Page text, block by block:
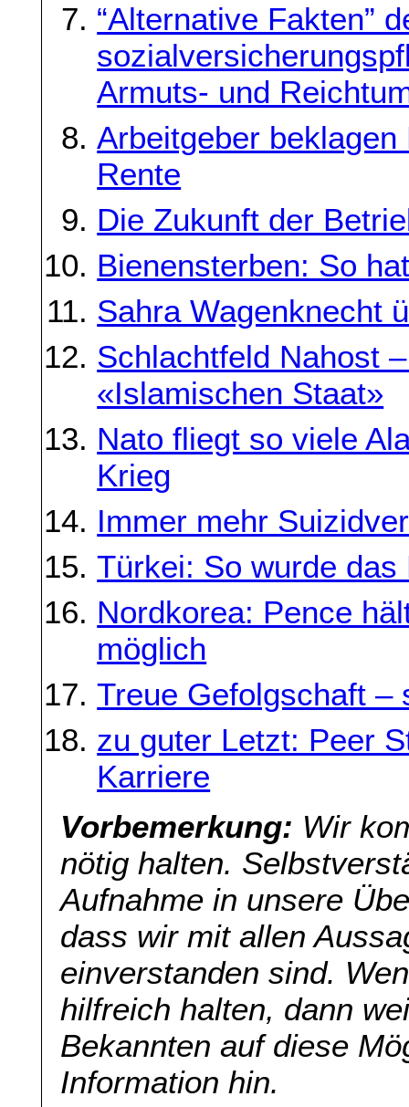
“Alternative Fakten”
Armuts- und
Arbeitgeber
Rente
Die Zukunft der
Bienensterben: So
Sahra Wagenknecht
Schlachtfeld Nahost
«Islamischen Staat»
Nato fliegt so viele
Krieg
Immer mehr
Türkei: So wurde
Nordkorea: Pence
möglich
Treue Gefolgschaft –
zu guter Letzt: Peer
Karriere
Vorbemerkung: Wir
nötig halten.
Aufnahme in unsere
dass wir mit allen
einverstanden sind.
hilfreich halten, dann
Bekannten auf diese
Information hin.